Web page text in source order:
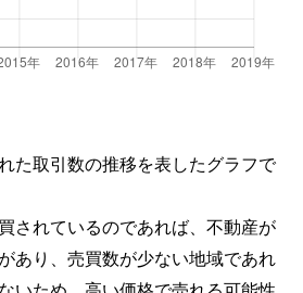
た取引数の推移を表したグラフで
されているのであれば、不動産が
あり、売買数が少ない地域であれ